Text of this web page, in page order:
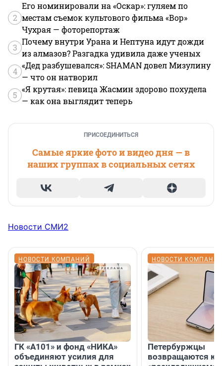
2
Его номинировали на «Оскар»: гуляем по
местам съемок культового фильма «Вор»
Чухрая — фоторепортаж
3
Почему внутри Урана и Нептуна идут дожди
из алмазов? Разгадка удивила даже ученых
4
«Дед разбушевался»: SHAMAN довел Мизулину
— что он натворил
5
«Я крутая»: певица Жасмин здорово похудела
— как она выглядит теперь
ПРИСОЕДИНИТЬСЯ
Самые яркие фото и видео дня — в
наших группах в социальных сетях
Новости СМИ2
НОВОСТИ КОМПАНИЙ
ГК «А101» и фонд «НИКА»
объединяют усилия для
НОВОСТИ
Петербуржцы
возвращаются к